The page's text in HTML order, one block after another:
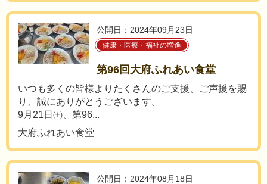
公開日：2024年09月23日
健康・医療・福祉の増進
第96回大府ふれあい食堂
いつも多くの皆様よりたくさんのご支援、ご声援を賜
り、誠にありがとうございます。
9月21日㈯、第96...
大府ふれあい食堂
公開日：2024年08月18日